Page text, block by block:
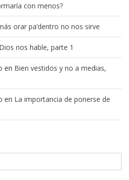
con menos?
orar pa’dentro no nos sirve
nos hable, parte 1
en Bien vestidos y no a medias,
en La importancia de ponerse de